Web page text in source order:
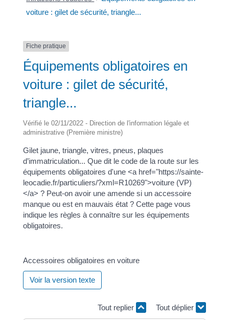
voiture : gilet de sécurité, triangle...
Fiche pratique
Équipements obligatoires en
voiture : gilet de sécurité,
triangle...
Vérifié le 02/11/2022 - Direction de l'information légale et
administrative (Première ministre)
Gilet jaune, triangle, vitres, pneus, plaques
d’immatriculation... Que dit le code de la route sur les
équipements obligatoires d'une <a href="https://sainte-
leocadie.fr/particuliers/?xml=R10269">voiture (VP)
</a> ? Peut-on avoir une amende si un accessoire
manque ou est en mauvais état ? Cette page vous
indique les règles à connaître sur les équipements
obligatoires.
Accessoires obligatoires en voiture
Voir la version texte
Tout replier Tout déplier